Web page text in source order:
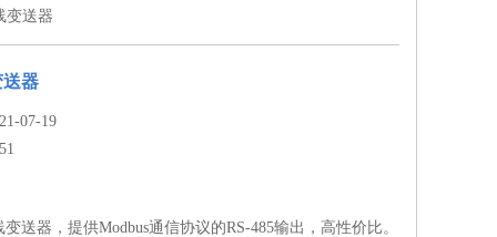
变送器
器
07-19
送器，提供Modbus通信协议的RS-485输出，高性价比。